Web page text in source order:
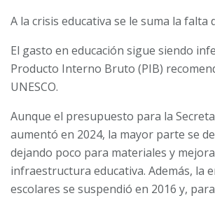
A la crisis educativa se le suma la falta
El gasto en educación sigue siendo
Producto Interno Bruto (PIB)
UNESCO.
Aunque el presupuesto para la
aumentó en 2024, la mayor parte se
dejando poco para materiales y
infraestructura educativa. Además, la
escolares se suspendió en 2016 y,